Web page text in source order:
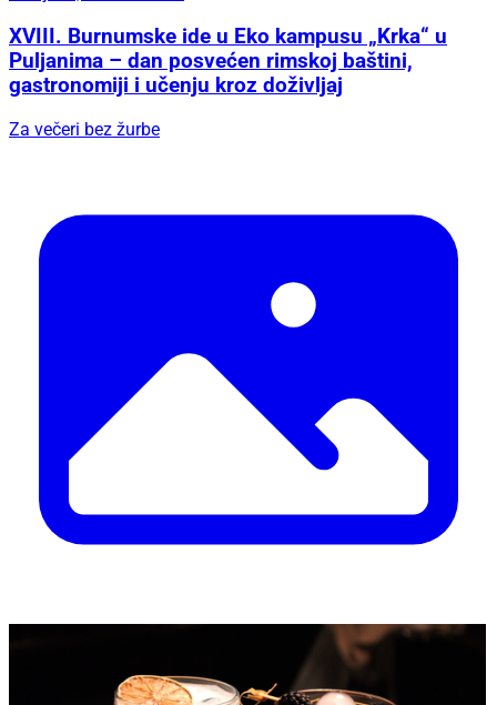
XVIII. Burnumske ide u Eko kampusu „Krka“ u
Puljanima – dan posvećen rimskoj baštini,
gastronomiji i učenju kroz doživljaj
Za večeri bez žurbe